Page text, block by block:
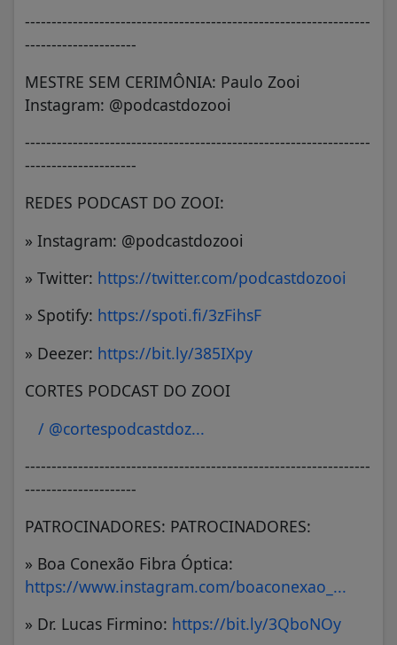
-----------------------------------------------------------------
---------------------
MESTRE SEM CERIMÔNIA: Paulo Zooi
Instagram: @podcastdozooi
-----------------------------------------------------------------
---------------------
REDES PODCAST DO ZOOI:
» Instagram: @podcastdozooi
» Twitter: https://twitter.com/podcastdozooi
» Spotify: https://spoti.fi/3zFihsF
» Deezer: https://bit.ly/385IXpy
CORTES PODCAST DO ZOOI
/ @cortespodcastdoz...
-----------------------------------------------------------------
---------------------
PATROCINADORES: PATROCINADORES:
» Boa Conexão Fibra Óptica:
https://www.instagram.com/boaconexao_...
» Dr. Lucas Firmino: https://bit.ly/3QboNOy